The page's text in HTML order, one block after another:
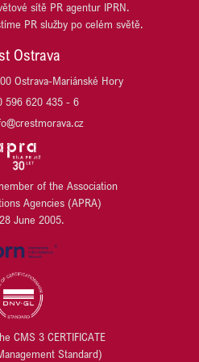
/ ZEITRAUM
SPOŘITELNA
sítě PR agentur IPRN.
PR služby po celém světě.
Ostrava
Ostrava-Mariánské Hory
596 620 435 - 6
of the Association
Agencies (APRA)
June 2005.
CMS 3 CERTIFICATE
Standard)